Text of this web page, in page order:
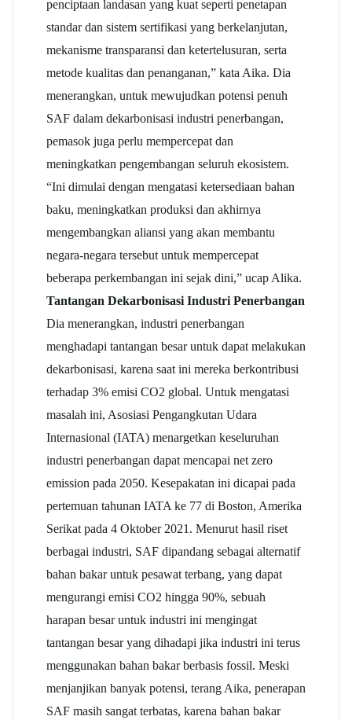
penciptaan landasan yang kuat seperti penetapan
standar dan sistem sertifikasi yang berkelanjutan,
mekanisme transparansi dan ketertelusuran, serta
metode kualitas dan penanganan,” kata Aika. Dia
menerangkan, untuk mewujudkan potensi penuh
SAF dalam dekarbonisasi industri penerbangan,
pemasok juga perlu mempercepat dan
meningkatkan pengembangan seluruh ekosistem.
“Ini dimulai dengan mengatasi ketersediaan bahan
baku, meningkatkan produksi dan akhirnya
mengembangkan aliansi yang akan membantu
negara-negara tersebut untuk mempercepat
beberapa perkembangan ini sejak dini,” ucap Alika.
Tantangan Dekarbonisasi Industri Penerbangan
Dia menerangkan, industri penerbangan
menghadapi tantangan besar untuk dapat melakukan
dekarbonisasi, karena saat ini mereka berkontribusi
terhadap 3% emisi CO2 global. Untuk mengatasi
masalah ini, Asosiasi Pengangkutan Udara
Internasional (IATA) menargetkan keseluruhan
industri penerbangan dapat mencapai net zero
emission pada 2050. Kesepakatan ini dicapai pada
pertemuan tahunan IATA ke 77 di Boston, Amerika
Serikat pada 4 Oktober 2021. Menurut hasil riset
berbagai industri, SAF dipandang sebagai alternatif
bahan bakar untuk pesawat terbang, yang dapat
mengurangi emisi CO2 hingga 90%, sebuah
harapan besar untuk industri ini mengingat
tantangan besar yang dihadapi jika industri ini terus
menggunakan bahan bakar berbasis fossil. Meski
menjanjikan banyak potensi, terang Aika, penerapan
SAF masih sangat terbatas, karena bahan bakar